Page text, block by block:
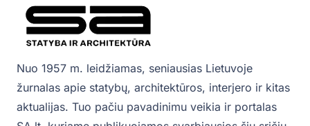
Nuo 1957 m. leidžiamas, seniausias Lietuvoje
žurnalas apie statybų, architektūros, interjero ir kitas
aktualijas. Tuo pačiu pavadinimu veikia ir portalas